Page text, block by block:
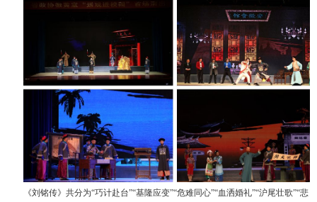
《刘铭传》共分为“巧计赴台”“基隆应变”“危难同心”“血洒婚礼”“沪尾壮歌”“悲